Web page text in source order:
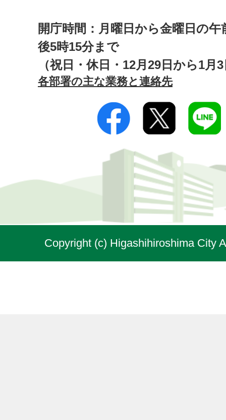
開庁時間：月曜日から金曜日の午
後5時15分まで
（祝日・休日・12月29日から1月
各部署の主な業務と連絡先
Copyright (c) Higashihiroshima City